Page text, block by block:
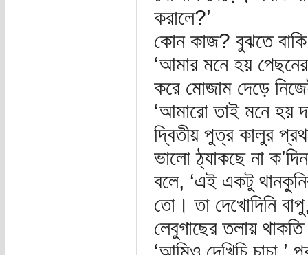
করালে?’
কোন কাজ? বুঝতে
‘আমার মনে হয়
করে মোজাম দেড়ে
‘আমারো তাই মনে হয়
দ্বিতীয় পুত্র কালুর
ভালো ঠ্যাকছে না
বলে, ‘এই একটু
তো। তা দেখোদিনি
লেবুগাছের তলায় থাকতি